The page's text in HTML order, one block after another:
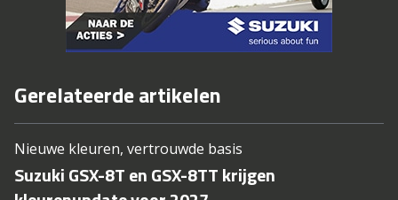
Gerelateerde artikelen
Nieuwe kleuren, vertrouwde basis
Suzuki GSX-8T en GSX-8TT krijgen